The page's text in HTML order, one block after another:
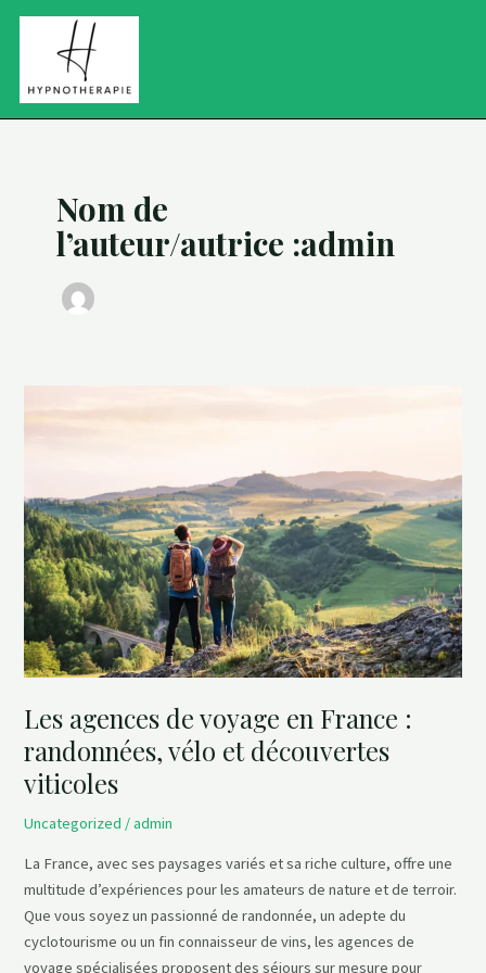
Aller
Nom de
l’auteur/autrice :admin
Les agences de voyage en France :
randonnées, vélo et découvertes
viticoles
Uncategorized /admin
La France, avec ses paysages variés et sa riche culture, offre une
multitude d’expériences pour les amateurs de nature et de terroir.
Que vous soyez un passionné de randonnée, un adepte du
cyclotourisme ou un fin connaisseur de vins, les agences de
voyage spécialisées proposent des séjours sur mesure pour
en
France
:
randonnées,
vélo
et
découvertes